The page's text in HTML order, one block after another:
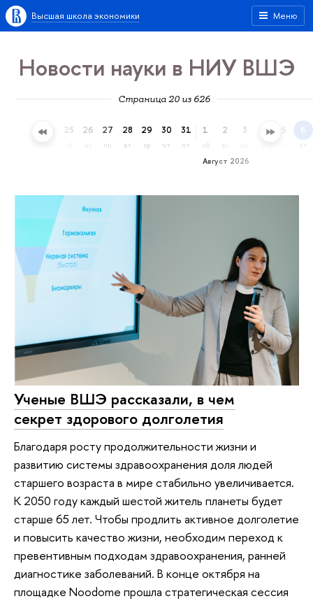
Меню
Высшая школа экономики
Новости науки в НИУ ВШЭ
Страница 20 из 626
24 25 26 27
пн
28
вт
29
ср
30
чт
31
пт
Август 2026
1
сб
2 3 4 5 6
чт
Ученые ВШЭ рассказали, в чем
секрет здорового долголетия
Благодаря росту продолжительности жизни и
развитию системы здравоохранения доля людей
старшего возраста в мире стабильно увеличивается.
К 2050 году каждый шестой житель планеты будет
старше 65 лет. Чтобы продлить активное долголетие
и повысить качество жизни, необходим переход к
превентивным подходам здравоохранения, ранней
диагностике заболеваний. В конце октября на
площадке Noodome прошла стратегическая сессия